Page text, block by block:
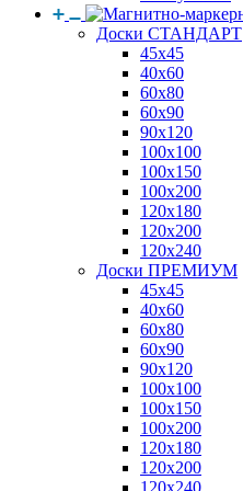
Доски СТАНДАРТ
45x45
40x60
60x80
60x90
90x120
100x100
100x150
100x200
120x180
120x200
120x240
Доски ПРЕМИУМ
45x45
40x60
60x80
60x90
90x120
100x100
100x150
100x200
120x180
120x200
120x240